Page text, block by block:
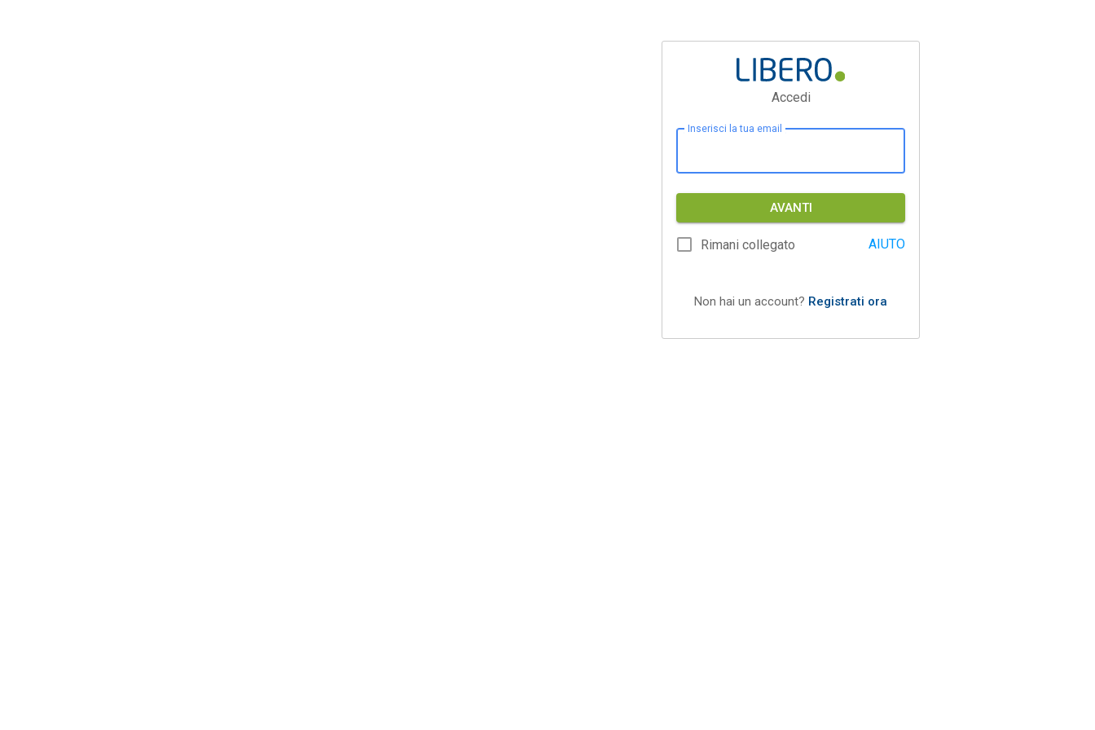
Accedi
Inserisci la tua email
AVANTI
Rimani collegato AIUTO
Non hai un account? Registrati ora